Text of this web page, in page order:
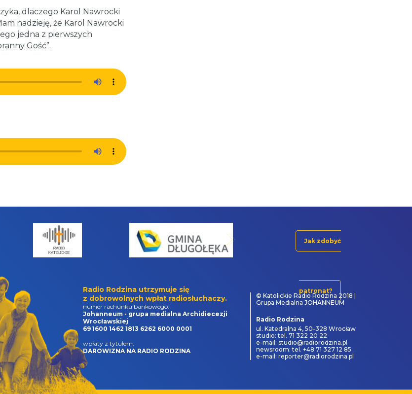
dlaczego Karol Nawrocki
nadzieję, że Karol Nawrocki
jedna z pierwszych
Gość”.
Jak zdobyć
patronat?
Radio Rodzina utrzymuje się
z dobrowolnych wpłat radiosłuchaczy.
numer rachunku bankowego:
Johanneum - grupa medialna Archidiecezji
Wrocławskiej
69 1600 1462 1813 6262 6000 0001
wpłaty z tytułem:
DAROWIZNA NA RADIO RODZINA
© Katolickie Radio Rodzina 2018 |
Grupa Medialna JOHANNEUM
Radio Rodzina
ul. Katedralna 4, 50-328 Wrocław
studio: tel. 71 322 20 22
e-mail: studio@radiorodzina.pl
newsroom: tel. +48 71 327 12 85
e-mail: reporter@radiorodzina.pl